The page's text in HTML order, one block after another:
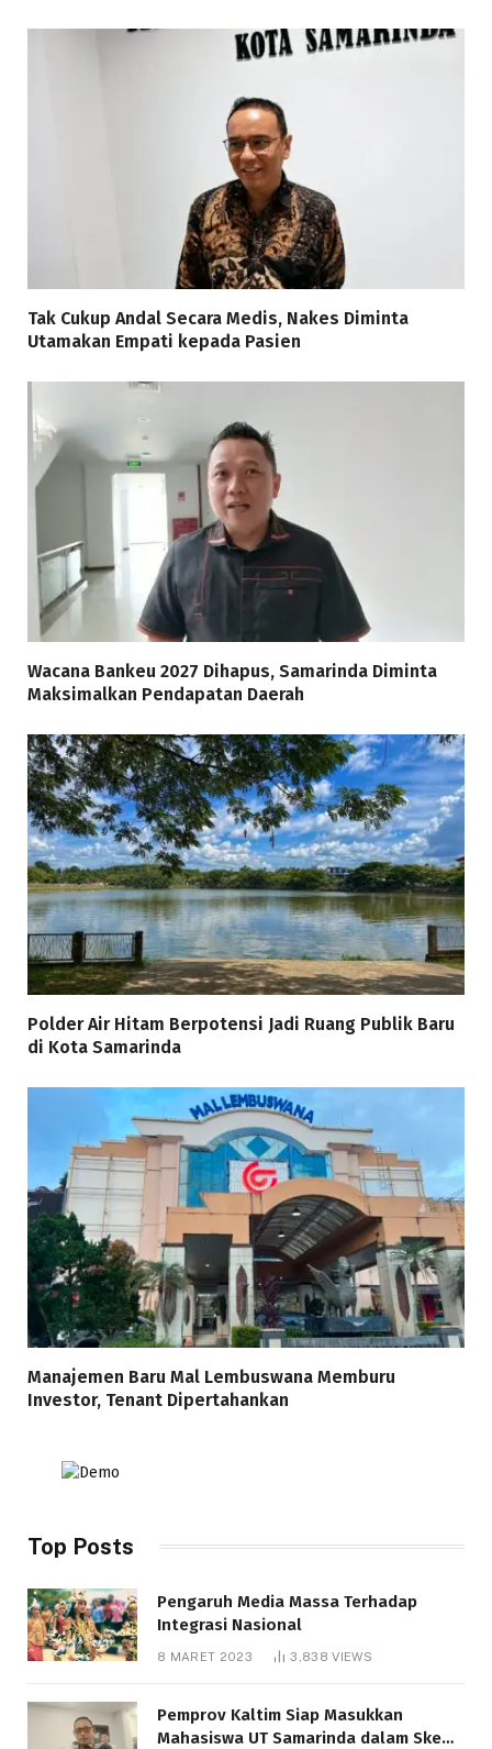
Tak Cukup Andal Secara Medis, Nakes Diminta
Utamakan Empati kepada Pasien
Wacana Bankeu 2027 Dihapus, Samarinda Diminta
Maksimalkan Pendapatan Daerah
Polder Air Hitam Berpotensi Jadi Ruang Publik Baru
di Kota Samarinda
Manajemen Baru Mal Lembuswana Memburu
Investor, Tenant Dipertahankan
Top Posts
Pengaruh Media Massa Terhadap
Integrasi Nasional
8 MARET 2023 3,838VIEWS
Pemprov Kaltim Siap Masukkan
Mahasiswa UT Samarinda dalam Skema